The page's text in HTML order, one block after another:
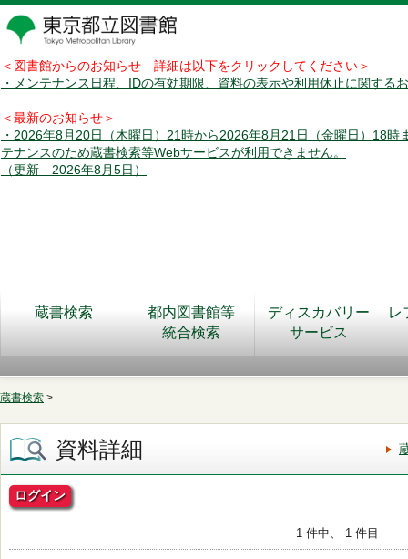
＜図書館からのお知らせ 詳細は以下をクリックしてください＞
・メンテナンス日程、IDの有効期限、資料の表示や利用休止に関する
＜最新のお知らせ＞
・2026年8月20日（木曜日）21時から2026年8月21日（金曜日）18時
テナンスのため蔵書検索等Webサービスが利用できません。
（更新 2026年8月5日）
蔵書検索
都内図書館等
統合検索
ディスカバリー
サービス
レ
蔵書検索 >
資料詳細
ログイン
1 件中、 1 件目